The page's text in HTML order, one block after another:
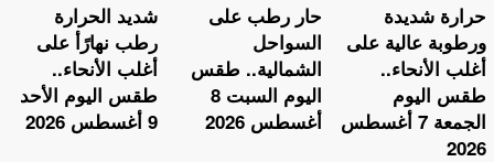
​شديد الحرارة
رطب نهارًأ على
أغلب الأنحاء..
طقس اليوم الأحد
9 أغسطس 2026
حار رطب على
السواحل
الشمالية.. طقس
اليوم السبت 8
أغسطس 2026
حرارة شديدة
ورطوبة عالية على
أغلب الأنحاء..
طقس اليوم
الجمعة 7 أغسطس
2026